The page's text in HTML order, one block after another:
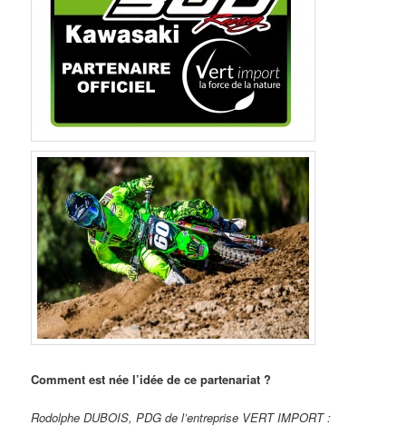
Comment est née l’idée de ce partenariat ?
Rodolphe DUBOIS, PDG de l’entreprise VERT IMPORT :